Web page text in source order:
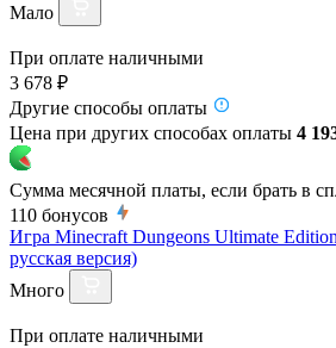
Мало
При оплате наличными
3 678 ₽
Другие способы оплаты
Цена при других способах оплаты 4
Сумма месячной платы, если брать в
110 бонусов
Игра Minecraft Dungeons Ultimate
русская версия)
Много
При оплате наличными